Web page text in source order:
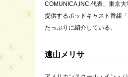
COMUNICA,INC.代表、東京
提供するポッドキャスト番組
たっぷりに紹介している。
遠山メリサ